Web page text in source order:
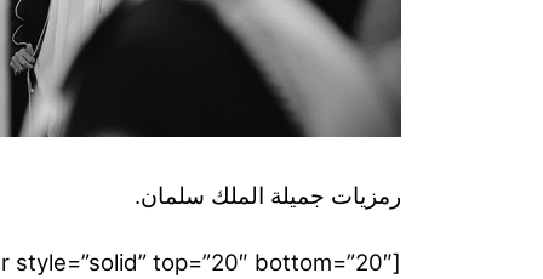
رمزيات جميلة الملك سلمان.
[divider style=”solid” top=”20″ bottom=”20″]